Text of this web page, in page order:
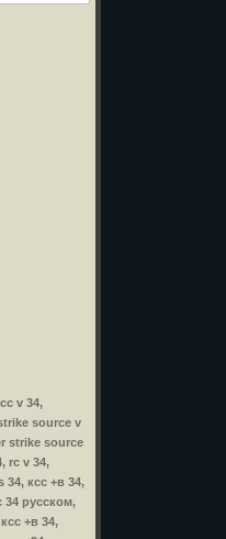
v 34,
source v
strike source
rc v 34,
34, ксс +в 34,
34 русском,
+в 34,